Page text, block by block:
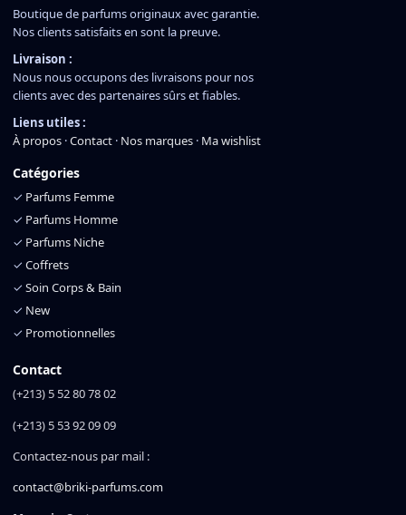
Boutique de parfums originaux avec garantie.
Nos clients satisfaits en sont la preuve.
Livraison :
Nous nous occupons des livraisons pour nos
clients avec des partenaires sûrs et fiables.
Liens utiles :
À propos ·Contact · Nos marques · Ma wishlist
Catégories
✓ Parfums Femme
✓ Parfums Homme
✓ Parfums Niche
✓ Coffrets
✓ Soin Corps & Bain
✓ New
✓ Promotionnelles
Contact
(+213) 5 52 80 78 02
(+213) 5 53 92 09 09
Contactez-nous par mail :
contact@briki-parfums.com